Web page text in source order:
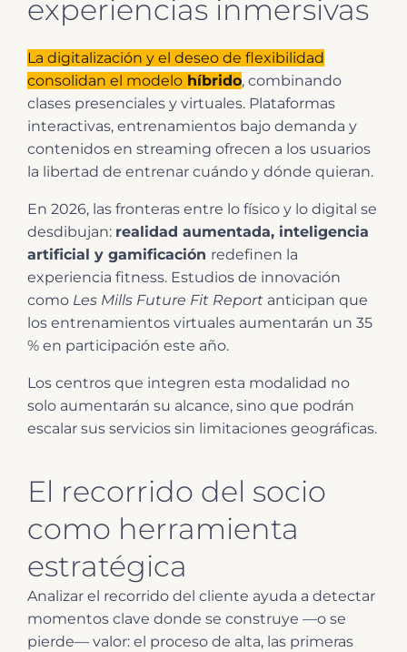
experiencias inmersivas
La digitalización y el deseo de flexibilidad
consolidan el modelo híbrido, combinando
clases presenciales y virtuales. Plataformas
interactivas, entrenamientos bajo demanda y
contenidos en streaming ofrecen a los usuarios
la libertad de entrenar cuándo y dónde quieran.
En 2026, las fronteras entre lo físico y lo digital se
desdibujan: realidad aumentada, inteligencia
artificial y gamificación redefinen la
experiencia fitness. Estudios de innovación
como Les Mills Future Fit Report anticipan que
los entrenamientos virtuales aumentarán un 35
% en participación este año.
Los centros que integren esta modalidad no
solo aumentarán su alcance, sino que podrán
escalar sus servicios sin limitaciones geográficas.
El recorrido del socio
como herramienta
estratégica
Analizar el recorrido del cliente ayuda a detectar
momentos clave donde se construye —o se
pierde— valor: el proceso de alta, las primeras